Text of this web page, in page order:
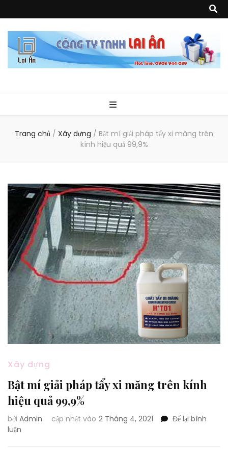
Ân
phẩm về nhựa như áo mưa, túi nhựa, handger…Đặc biệt là các sản phẩm
từ MICA, MDF, FORMAT như tủ trưng bày, quầy, kệ, Tray…
Trang chủ / Xây dựng / Bật mí giải pháp tẩy xi măng trên
kính hiệu quả 99,9%
Xây dựng
Bật mí giải pháp tẩy xi măng trên kính
hiệu quả 99,9%
bởi Admin cập nhật vào 2 Tháng 4, 2021
Để lại bình
luận